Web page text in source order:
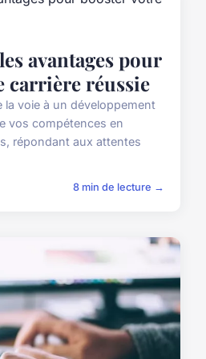
avantages pour
carrière réussie
la voie à un développement
vos compétences en
répondant aux attentes
8 min de lecture →